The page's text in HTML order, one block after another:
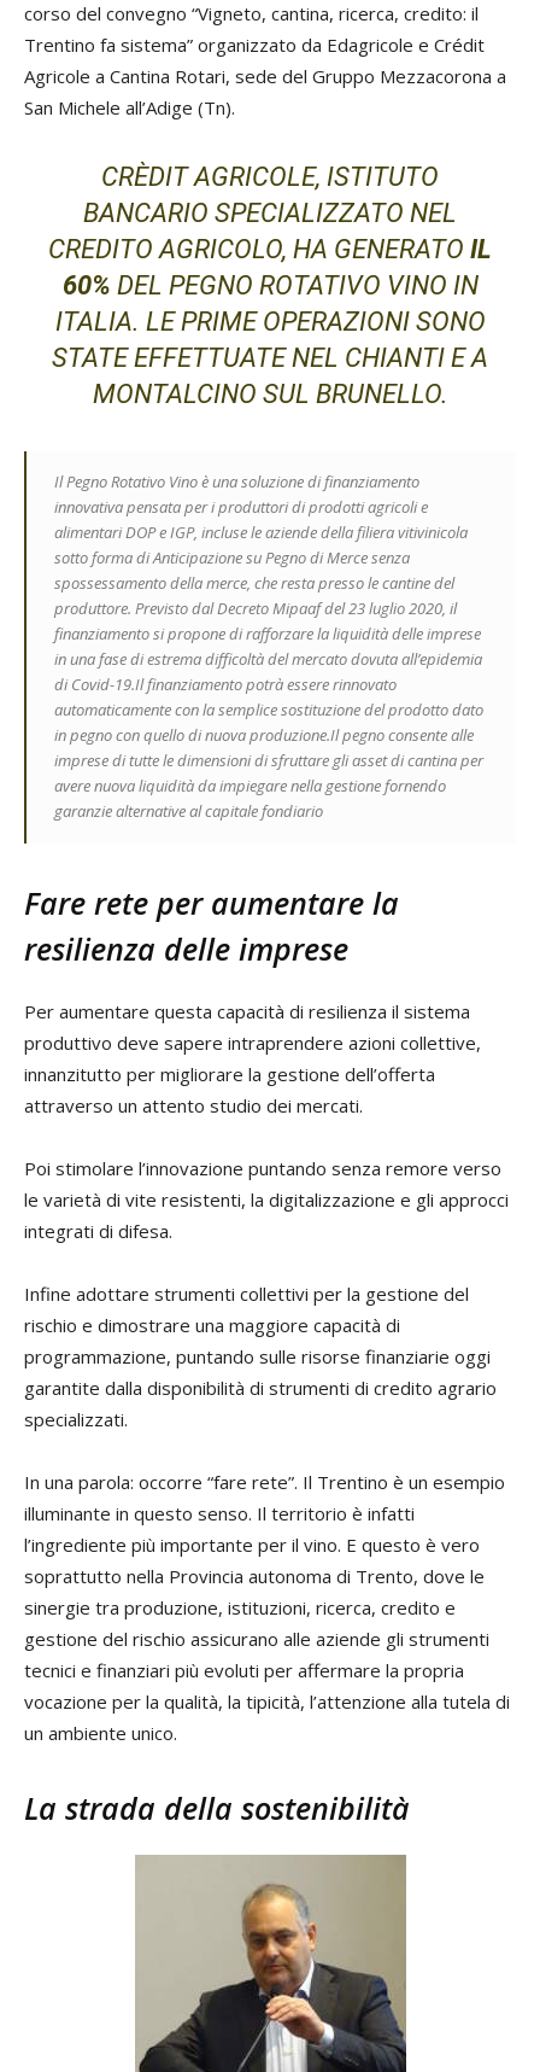
corso del convegno “Vigneto, cantina, ricerca, credito: il
Trentino fa sistema” organizzato da Edagricole e Crédit
Agricole a Cantina Rotari, sede del Gruppo Mezzacorona a
San Michele all’Adige (Tn).
CRÈDIT AGRICOLE, ISTITUTO
BANCARIO SPECIALIZZATO NEL
CREDITO AGRICOLO, HA GENERATO IL
60% DEL PEGNO ROTATIVO VINO IN
ITALIA. LE PRIME OPERAZIONI SONO
STATE EFFETTUATE NEL CHIANTI E A
MONTALCINO SUL BRUNELLO.
Il Pegno Rotativo Vino è una soluzione di finanziamento
innovativa pensata per i produttori di prodotti agricoli e
alimentari DOP e IGP, incluse le aziende della filiera vitivinicola
sotto forma di Anticipazione su Pegno di Merce senza
spossessamento della merce, che resta presso le cantine del
produttore. Previsto dal Decreto Mipaaf del 23 luglio 2020, il
finanziamento si propone di rafforzare la liquidità delle imprese
in una fase di estrema difficoltà del mercato dovuta all’epidemia
di Covid-19.Il finanziamento potrà essere rinnovato
automaticamente con la semplice sostituzione del prodotto dato
in pegno con quello di nuova produzione.Il pegno consente alle
imprese di tutte le dimensioni di sfruttare gli asset di cantina per
avere nuova liquidità da impiegare nella gestione fornendo
garanzie alternative al capitale fondiario
Fare rete per aumentare la
resilienza delle imprese
Per aumentare questa capacità di resilienza il sistema
produttivo deve sapere intraprendere azioni collettive,
innanzitutto per migliorare la gestione dell’offerta
attraverso un attento studio dei mercati.
Poi stimolare l’innovazione puntando senza remore verso
le varietà di vite resistenti, la digitalizzazione e gli approcci
integrati di difesa.
Infine adottare strumenti collettivi per la gestione del
rischio e dimostrare una maggiore capacità di
programmazione, puntando sulle risorse finanziarie oggi
garantite dalla disponibilità di strumenti di credito agrario
specializzati.
In una parola: occorre “fare rete”. Il Trentino è un esempio
illuminante in questo senso. Il territorio è infatti
l’ingrediente più importante per il vino. E questo è vero
soprattutto nella Provincia autonoma di Trento, dove le
sinergie tra produzione, istituzioni, ricerca, credito e
gestione del rischio assicurano alle aziende gli strumenti
tecnici e finanziari più evoluti per affermare la propria
vocazione per la qualità, la tipicità, l’attenzione alla tutela di
un ambiente unico.
La strada della sostenibilità